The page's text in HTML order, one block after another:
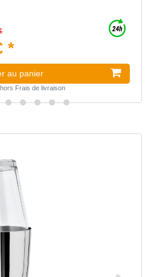
*
au panier
Frais de livraison